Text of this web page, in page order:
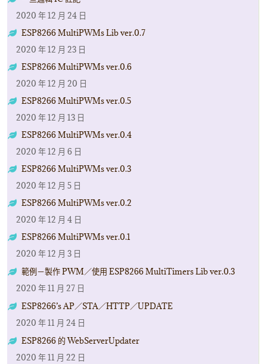
2020 年 12 月 24 日
ESP8266 MultiPWMs Lib ver.0.7
2020 年 12 月 23 日
ESP8266 MultiPWMs ver.0.6
2020 年 12 月 20 日
ESP8266 MultiPWMs ver.0.5
2020 年 12 月 13 日
ESP8266 MultiPWMs ver.0.4
2020 年 12 月 6 日
ESP8266 MultiPWMs ver.0.3
2020 年 12 月 5 日
ESP8266 MultiPWMs ver.0.2
2020 年 12 月 4 日
ESP8266 MultiPWMs ver.0.1
2020 年 12 月 3 日
範例－製作 PWM／使用 ESP8266 MultiTimers Lib ver.0.3
2020 年 11 月 27 日
ESP8266’s AP／STA／HTTP／UPDATE
2020 年 11 月 24 日
ESP8266 的 WebServerUpdater
2020 年 11 月 22 日